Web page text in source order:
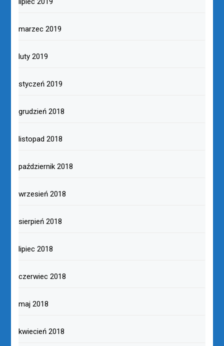
marzec 2019
luty 2019
styczeń 2019
grudzień 2018
listopad 2018
październik 2018
wrzesień 2018
sierpień 2018
lipiec 2018
czerwiec 2018
maj 2018
kwiecień 2018